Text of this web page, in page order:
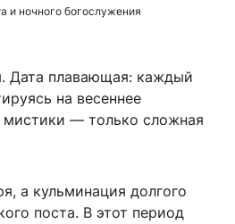
и ночного богослужения
Дата плавающая: каждый
на весеннее
мистики — только сложная
а кульминация долгого
поста. В этот период